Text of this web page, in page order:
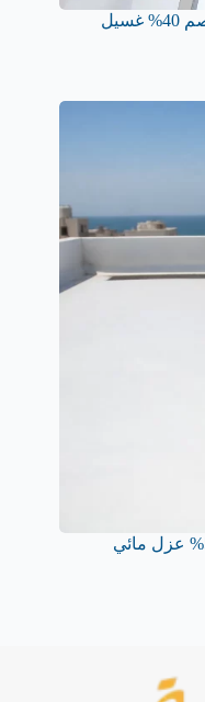
شركة تنظيف مكيفات بالخبر 35 ريال بخصم 40% غسيل
أفضل شركة عزل اسطح بجازان خصم50% عزل مائي